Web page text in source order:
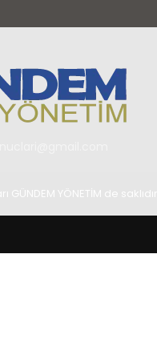
YÖNETİM de saklıdır.